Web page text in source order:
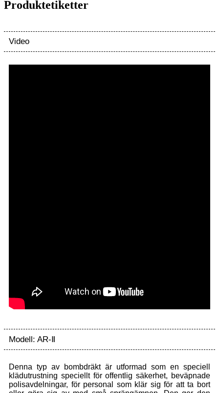
Produktetiketter
Video
Modell: AR-Ⅱ
Denna typ av bombdräkt är utformad som en speciell
klädutrustning speciellt för offentlig säkerhet, beväpnade
polisavdelningar, för personal som klär sig för att ta bort